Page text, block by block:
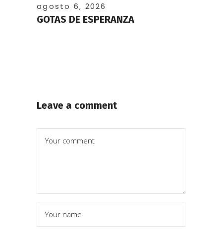
agosto 6, 2026
GOTAS DE ESPERANZA
Leave a comment